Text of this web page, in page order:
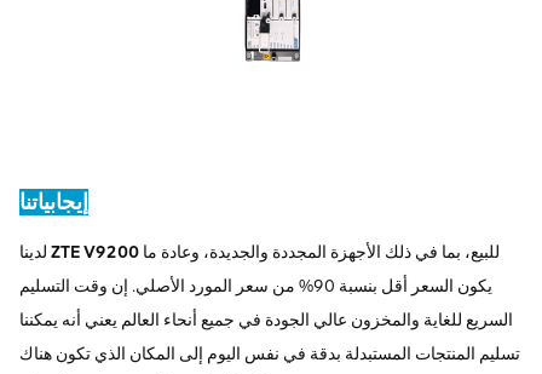
إيجابياتنا
ZTE V9200
يكون السعر أقل بنسبة 90% من سعر المورد الأصلي. إن وقت التسليم
السريع للغاية والمخزون عالي الجودة في جميع أنحاء العالم يعني أنه يمكننا
تسليم المنتجات المستبدلة بدقة في نفس اليوم إلى المكان الذي تكون هناك